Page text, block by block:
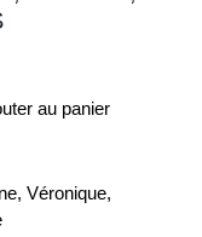
au panier